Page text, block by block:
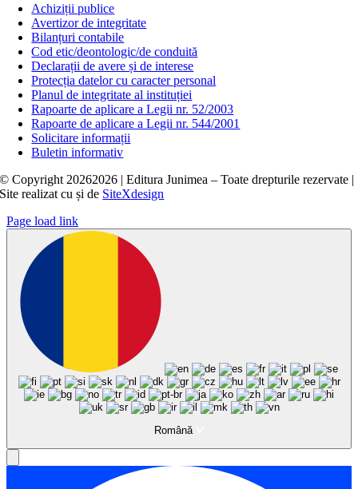
Achiziții publice
Avertizor de integritate
Bilanțuri contabile
Cod etic/deontologic/de conduită
Declarații de avere și de interese
Protecția datelor cu caracter personal
Planul de integritate al instituției
Rapoarte de aplicare a Legii nr. 52/2003
Rapoarte de aplicare a Legii nr. 544/2001
Solicitare informații
Buletin informativ
© Copyright 20262026 | Editura Junimea – Toate drepturile rezervate |
Site realizat cușide SiteXdesign
Page load link
Română